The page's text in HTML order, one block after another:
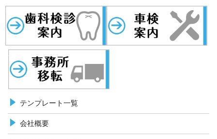
事務所移転
車検案内
テンプレート一覧
会社概要